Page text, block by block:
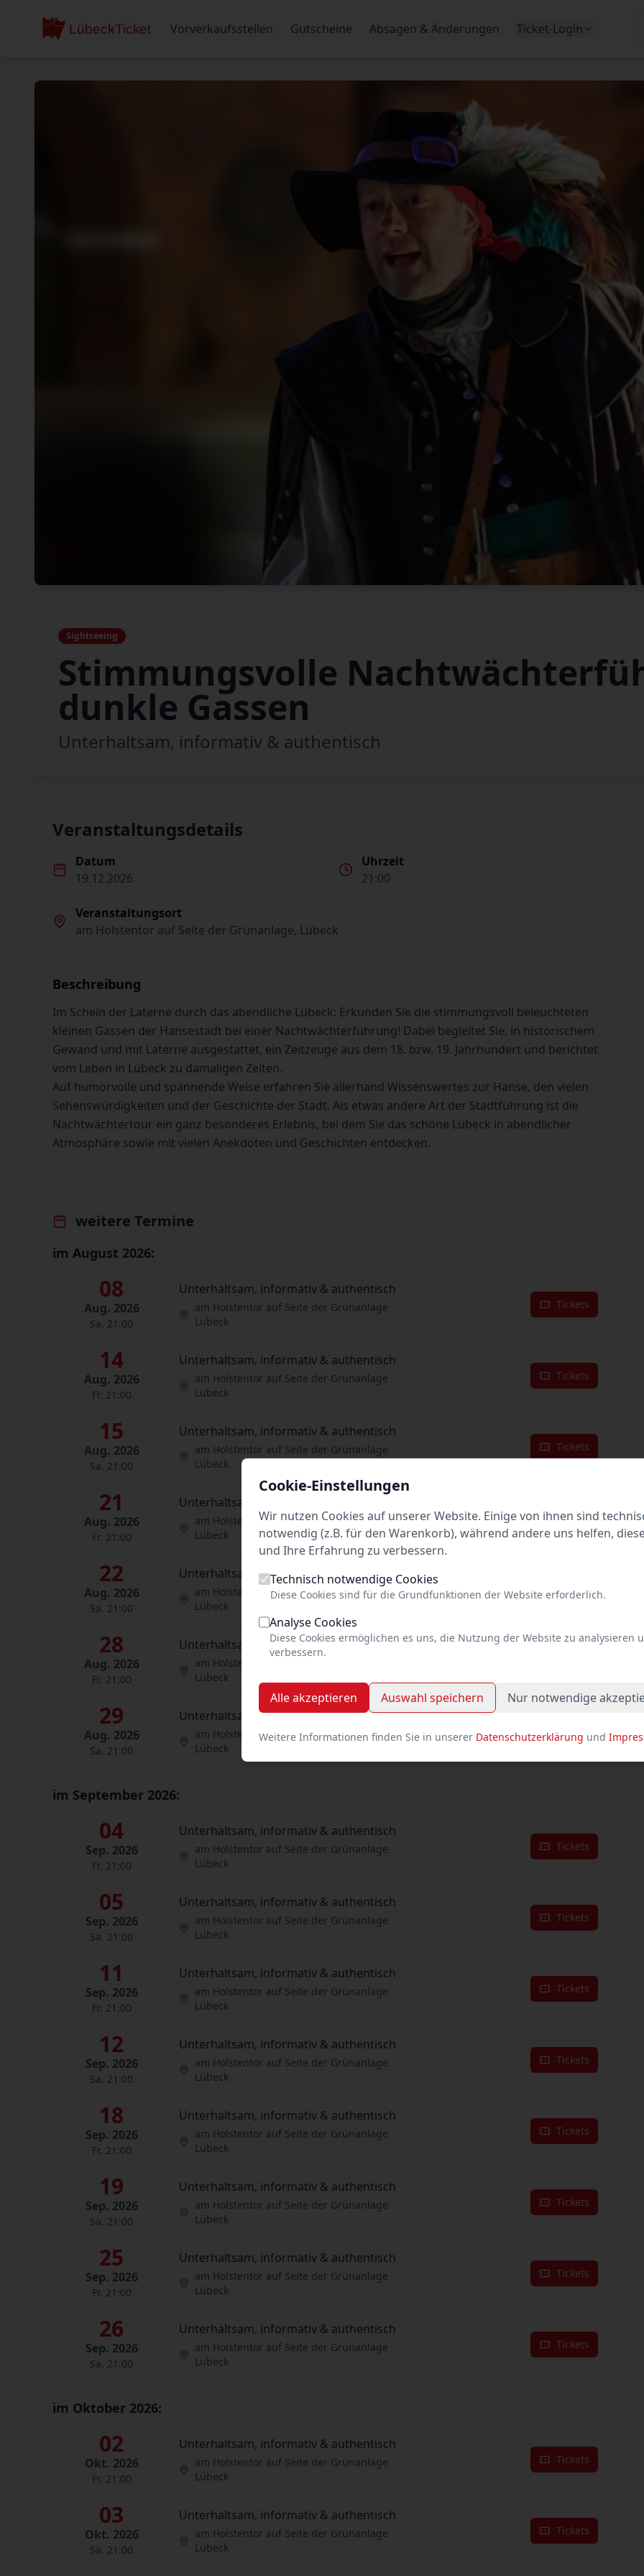
Vorverkaufsstellen Gutscheine Absagen & Änderungen Ticket-Login
Sightseeing
Stimmungsvolle
dunkle Gassen
Unterhaltsam, informativ & authentisch
Veranstaltungsdetails
Datum
19.12.2026
Uhrzeit
21:00
Veranstaltungsort
am Holstentor auf Seite der Grünanlage, Lübeck
Beschreibung
Im Schein der Laterne durch das abendliche Lübeck: Erkunden Sie die stimmungsvoll beleuchteten
kleinen Gassen der Hansestadt bei einer Nachtwächterführung! Dabei begleitet Sie, in historischem
Gewand und mit Laterne ausgestattet, ein Zeitzeuge aus dem 18. bzw. 19. Jahrhundert und berichtet
vom Leben in Lübeck zu damaligen Zeiten.
Auf humorvolle und spannende Weise erfahren Sie allerhand Wissenswertes zur Hanse, den vielen
Sehenswürdigkeiten und der Geschichte der Stadt. Als etwas andere Art der Stadtführung ist die
Nachtwächtertour ein ganz besonderes Erlebnis, bei dem Sie das schöne Lübeck in abendlicher
Atmosphäre sowie mit vielen Anekdoten und Geschichten entdecken.
weitere Termine
im August 2026:
08
Aug. 2026
Sa. 21:00
Unterhaltsam, informativ & authentisch
am Holstentor auf Seite der Grünanlage
Lübeck
Tickets
14
Aug. 2026
Fr. 21:00
Unterhaltsam, informativ & authentisch
am Holstentor auf Seite der Grünanlage
Lübeck
Tickets
15
Aug. 2026
Sa. 21:00
Unterhaltsam, informativ & authentisch
am Holstentor auf Seite der Grünanlage
Lübeck
Tickets
21
Aug. 2026
Fr. 21:00
Unterhaltsam, informativ & authentisch
am Holstentor auf Seite der Grünanlage
Lübeck
Tickets
22
Aug. 2026
Sa. 21:00
Unterhaltsam, informativ & authentisch
am Holstentor auf Seite der Grünanlage
Lübeck
Tickets
28
Aug. 2026
Fr. 21:00
Unterhaltsam, informativ & authentisch
am Holstentor auf Seite der Grünanlage
Lübeck
29
Aug. 2026
Sa. 21:00
Unterhaltsam, informativ & authentisch
am Holstentor auf Seite der Grünanlage
Lübeck
Tickets
im September 2026:
04
Sep. 2026
Fr. 21:00
Unterhaltsam, informativ & authentisch
am Holstentor auf Seite der Grünanlage
Lübeck
Tickets
05
Sep. 2026
Sa. 21:00
Unterhaltsam, informativ & authentisch
am Holstentor auf Seite der Grünanlage
Lübeck
Tickets
11
Sep. 2026
Fr. 21:00
Unterhaltsam, informativ & authentisch
am Holstentor auf Seite der Grünanlage
Lübeck
Tickets
12
Sep. 2026
Sa. 21:00
Unterhaltsam, informativ & authentisch
am Holstentor auf Seite der Grünanlage
Lübeck
Tickets
18
Sep. 2026
Fr. 21:00
Unterhaltsam, informativ & authentisch
am Holstentor auf Seite der Grünanlage
Lübeck
Tickets
19
Sep. 2026
Sa. 21:00
Unterhaltsam, informativ & authentisch
am Holstentor auf Seite der Grünanlage
Lübeck
Tickets
25
Sep. 2026
Fr. 21:00
Unterhaltsam, informativ & authentisch
am Holstentor auf Seite der Grünanlage
Lübeck
Tickets
26
Sep. 2026
Sa. 21:00
Unterhaltsam, informativ & authentisch
am Holstentor auf Seite der Grünanlage
Lübeck
Tickets
im Oktober 2026:
02
Okt. 2026
Fr. 21:00
Unterhaltsam, informativ & authentisch
am Holstentor auf Seite der Grünanlage
Lübeck
Tickets
03
Okt. 2026
Sa. 21:00
Unterhaltsam, informativ & authentisch
am Holstentor auf Seite der Grünanlage
Lübeck
Tickets
Cookie-Einstellungen
Wir nutzen Cookies auf unserer Website. Einige von ihnen sind
notwendig (z.B. für den Warenkorb), während andere uns helfen,
und Ihre Erfahrung zu verbessern.
Technisch notwendige Cookies
Diese Cookies sind für die Grundfunktionen der Website erforderlich.
Analyse Cookies
Diese Cookies ermöglichen es uns, die Nutzung der Website zu analysieren
verbessern.
Alle akzeptieren Auswahl speichern Nur notwendige
Weitere Informationen finden Sie in unserer Datenschutzerklärung und